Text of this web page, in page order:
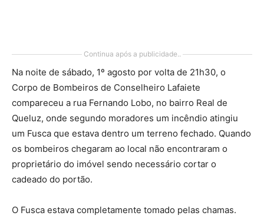
Continua após a publicidade..
Na noite de sábado, 1º agosto por volta de 21h30, o
Corpo de Bombeiros de Conselheiro Lafaiete
compareceu a rua Fernando Lobo, no bairro Real de
Queluz, onde segundo moradores um incêndio atingiu
um Fusca que estava dentro um terreno fechado. Quando
os bombeiros chegaram ao local não encontraram o
proprietário do imóvel sendo necessário cortar o
cadeado do portão.
O Fusca estava completamente tomado pelas chamas.